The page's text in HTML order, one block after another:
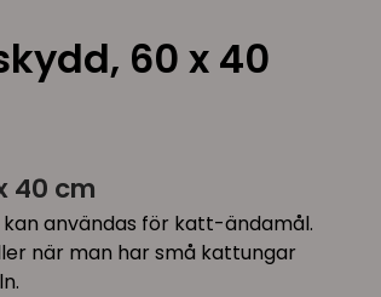
60 x 40
40 cm
användas för katt-ändamål.
när man har små kattungar